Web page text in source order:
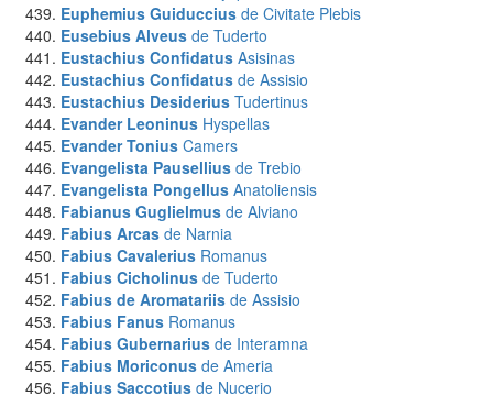
Euphemius Guiduccius de Civitate Plebis
Eusebius Alveus de Tuderto
Eustachius Confidatus Asisinas
Eustachius Confidatus de Assisio
Eustachius Desiderius Tudertinus
Evander Leoninus Hyspellas
Evander Tonius Camers
Evangelista Pausellius de Trebio
Evangelista Pongellus Anatoliensis
Fabianus Guglielmus de Alviano
Fabius Arcas de Narnia
Fabius Cavalerius Romanus
Fabius Cicholinus de Tuderto
Fabius de Aromatariis de Assisio
Fabius Fanus Romanus
Fabius Gubernarius de Interamna
Fabius Moriconus de Ameria
Fabius Saccotius de Nucerio